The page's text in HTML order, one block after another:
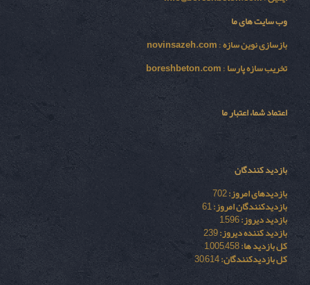
وب سایت های ما
بازسازی نوين سازه:
novinsazeh.com
تخریب سازه پارسا:
boreshbeton.com
اعتماد شما، اعتبار ما
بازدید کنندگان
بازدیدهای امروز:702
بازدیدکنندگان امروز:61
بازدید دیروز:1,596
بازدید کننده دیروز:239
کل بازدید ها:1,005,458
کل بازدیدکنند‌گان:30,614